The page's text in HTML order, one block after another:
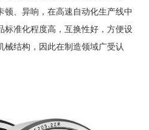
、异响，在高速自动化生产线中
标准化程度高，互换性好，方便设
结构，因此在制造领域广受认